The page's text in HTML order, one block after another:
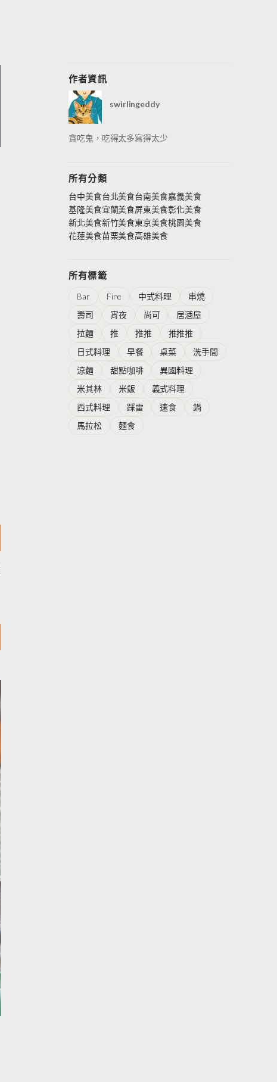
作者資訊
swirlingeddy
貪吃鬼，吃得太多寫得太少
所有分類
台中美食台北美食台南美食嘉義美食
基隆美食宜蘭美食屏東美食彰化美食
新北美食新竹美食東京美食桃園美食
花蓮美食苗栗美食高雄美食
所有標籤
Bar Fine 中式料理
串燒
壽司
宵夜 尚可
居酒屋
拉麵
推 推推
推推推
日式料理
早餐 桌菜
洗手間
涼麵
甜點咖啡
異國料理
米其林
米飯
義式料理
西式料理
踩雷 速食
鍋
馬拉松
麵食